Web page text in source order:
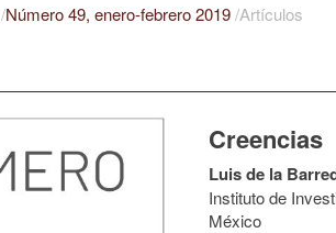
/Número 49, enero-febrero 2019/Artículos
Creencias
Luis de la
Instituto de
México